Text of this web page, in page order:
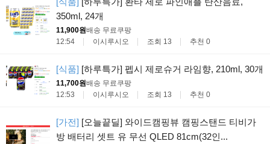
350ml, 24개
11,900원배송 무료 쿠팡
12:54
이시루시오 조회 13 추천 0
[식품] [하루특가] 펩시 제로슈거 라임향, 210ml, 30개
11,700원배송 무료 쿠팡
12:53
이시루시오 조회 13 추천 0
[가전] [오늘끝딜] 와이드캠핑뷰 캠핑스탠드 티비가
방 배터리 셋트 유 무선 QLED 81cm(32인...